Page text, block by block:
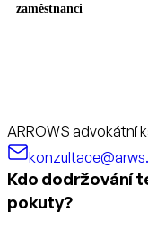
zaměstnanci
ARROWS advokátní
Kdo dodržování
pokuty?